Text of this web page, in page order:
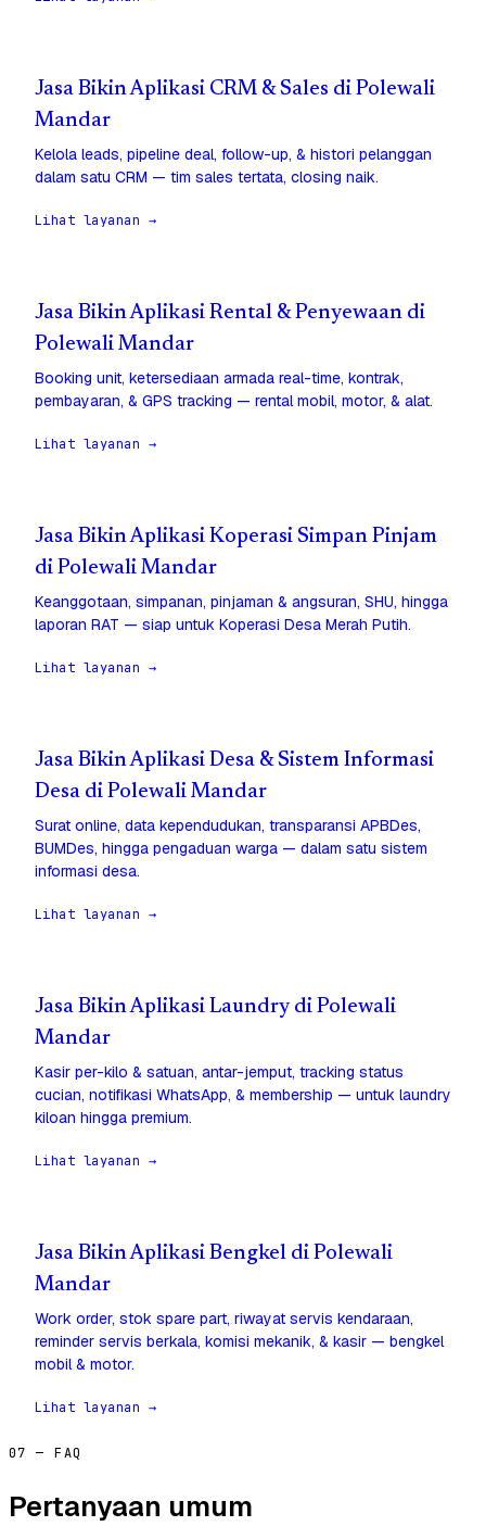
Jasa Bikin Aplikasi CRM & Sales di Polewali
Mandar
Kelola leads, pipeline deal, follow-up, & histori pelanggan
dalam satu CRM — tim sales tertata, closing naik.
Lihat layanan →
Jasa Bikin Aplikasi Rental & Penyewaan di
Polewali Mandar
Booking unit, ketersediaan armada real-time, kontrak,
pembayaran, & GPS tracking — rental mobil, motor, & alat.
Lihat layanan →
Jasa Bikin Aplikasi Koperasi Simpan Pinjam
di Polewali Mandar
Keanggotaan, simpanan, pinjaman & angsuran, SHU, hingga
laporan RAT — siap untuk Koperasi Desa Merah Putih.
Lihat layanan →
Jasa Bikin Aplikasi Desa & Sistem Informasi
Desa di Polewali Mandar
Surat online, data kependudukan, transparansi APBDes,
BUMDes, hingga pengaduan warga — dalam satu sistem
informasi desa.
Lihat layanan →
Jasa Bikin Aplikasi Laundry di Polewali
Mandar
Kasir per-kilo & satuan, antar-jemput, tracking status
cucian, notifikasi WhatsApp, & membership — untuk laundry
kiloan hingga premium.
Lihat layanan →
Jasa Bikin Aplikasi Bengkel di Polewali
Mandar
Work order, stok spare part, riwayat servis kendaraan,
reminder servis berkala, komisi mekanik, & kasir — bengkel
mobil & motor.
Lihat layanan →
07 — FAQ
Pertanyaan umum